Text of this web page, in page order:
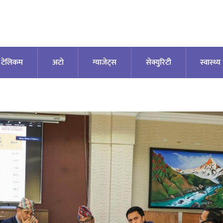
टेलिकम अटाे ग्याजेट्स सेक्युरिटी स्वास्थ्य